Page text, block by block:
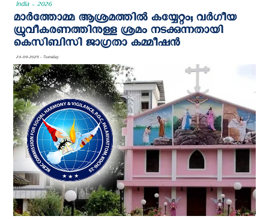
India - 2026
മാർത്തോമ്മ ആശ്രമത്തില്‍ കയ്യേറ്റം; വർഗീയ
ധ്രുവീകരണത്തിനുള്ള ശ്രമം നടക്കുന്നതായി
കെ‌സി‌ബി‌സി ജാഗ്രതാ കമ്മീഷൻ
23-09-2025 - Tuesday